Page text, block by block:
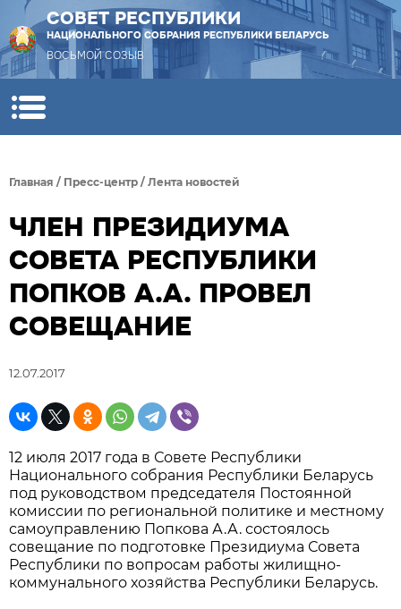
СОВЕТ РЕСПУБЛИКИ
НАЦИОНАЛЬНОГО СОБРАНИЯ РЕСПУБЛИКИ БЕЛАРУСЬ
ВОСЬМОЙ СОЗЫВ
Главная / Пресс-центр / Лента новостей
ЧЛЕН ПРЕЗИДИУМА
СОВЕТА РЕСПУБЛИКИ
ПОПКОВ А.А. ПРОВЕЛ
СОВЕЩАНИЕ
12.07.2017
12 июля 2017 года в Совете Республики
Национального собрания Республики Беларусь
под руководством председателя Постоянной
комиссии по региональной политике и местному
самоуправлению Попкова А.А. состоялось
совещание по подготовке Президиума Совета
Республики по вопросам работы жилищно-
коммунального хозяйства Республики Беларусь.